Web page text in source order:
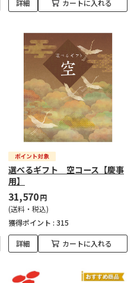
詳細 カートに入れる
選べるギフト 空コース【慶事
用】
31,570円
(送料・税込)
獲得ポイント : 315
詳細 カートに入れる